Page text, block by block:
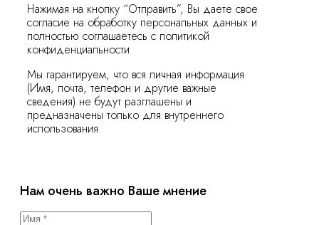
Нажимая на кнопку “Отправить”, Вы даете свое
согласие на обработку персональных данных и
полностью соглашаетесь с политикой
конфиденциальности
Мы гарантируем, что вся личная информация
(Имя, почта, телефон и другие важные
сведения) не будут разглашены и
предназначены только для внутреннего
использования
Нам очень важно Ваше мнение